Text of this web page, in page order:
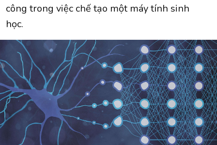
công trong việc chế tạo một máy tính sinh
học.